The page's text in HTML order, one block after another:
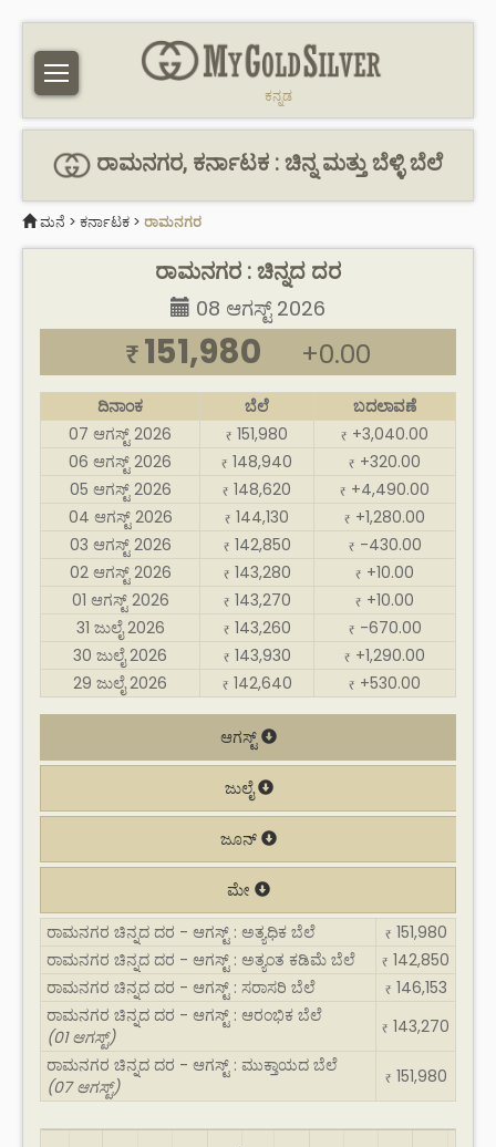
ಕನ್ನಡ
ರಾಮನಗರ, ಕರ್ನಾಟಕ : ಚಿನ್ನ ಮತ್ತು ಬೆಳ್ಳಿ ಬೆಲೆ
ಮನೆ > ಕರ್ನಾಟಕ > ರಾಮನಗರ
ರಾಮನಗರ : ಚಿನ್ನದ ದರ
08 ಆಗಸ್ಟ್ 2026
₹ 151,980 +0.00
ದಿನಾಂಕ ಬೆಲೆ
ಬದಲಾವಣೆ
07 ಆಗಸ್ಟ್ 2026
₹ 151,980 ₹ +3,040.00
06 ಆಗಸ್ಟ್ 2026
₹ 148,940 ₹ +320.00
05 ಆಗಸ್ಟ್ 2026
₹ 148,620 ₹ +4,490.00
04 ಆಗಸ್ಟ್ 2026
₹ 144,130 ₹ +1,280.00
03 ಆಗಸ್ಟ್ 2026
₹ 142,850 ₹ -430.00
02 ಆಗಸ್ಟ್ 2026
₹ 143,280 ₹ +10.00
01 ಆಗಸ್ಟ್ 2026
₹ 143,270 ₹ +10.00
31 ಜುಲೈ 2026
₹ 143,260 ₹ -670.00
30 ಜುಲೈ 2026
₹ 143,930 ₹ +1,290.00
29 ಜುಲೈ 2026
₹ 142,640 ₹ +530.00
ಆಗಸ್ಟ್
ಜುಲೈ
ಜೂನ್
ಮೇ
ರಾಮನಗರ ಚಿನ್ನದ ದರ - ಆಗಸ್ಟ್ : ಅತ್ಯಧಿಕ ಬೆಲೆ
₹ 151,980
ರಾಮನಗರ ಚಿನ್ನದ ದರ - ಆಗಸ್ಟ್ : ಅತ್ಯಂತ ಕಡಿಮೆ ಬೆಲೆ
₹ 142,850
ರಾಮನಗರ ಚಿನ್ನದ ದರ - ಆಗಸ್ಟ್ : ಸರಾಸರಿ ಬೆಲೆ
₹ 146,153
ರಾಮನಗರ ಚಿನ್ನದ ದರ - ಆಗಸ್ಟ್ : ಆರಂಭಿಕ ಬೆಲೆ
(01 ಆಗಸ್ಟ್)
₹ 143,270
ರಾಮನಗರ ಚಿನ್ನದ ದರ - ಆಗಸ್ಟ್ : ಮುಕ್ತಾಯದ ಬೆಲೆ
(07 ಆಗಸ್ಟ್)
₹ 151,980